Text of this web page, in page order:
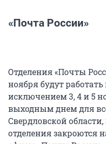
«Почта России»
Отделения «Почты
ноября будут
исключением 3, 4 и 5
выходным днем для
Свердловской
отделения закроются